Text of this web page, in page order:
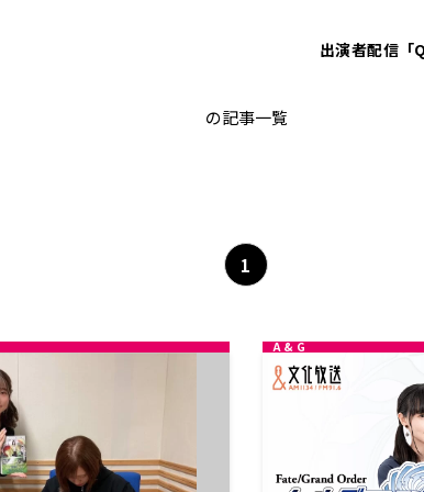
出演者配信「
の記事一覧
1